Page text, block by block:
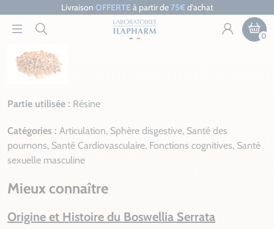
Livraison OFFERTEà partir de 75€d’achat
0
Partie utilisée : Résine
Catégories : Articulation, Sphère disgestive, Santé des
poumons, Santé Cardiovasculaire, Fonctions cognitives, Santé
sexuelle masculine
Mieux connaître
Origine et Histoire du Boswellia Serrata